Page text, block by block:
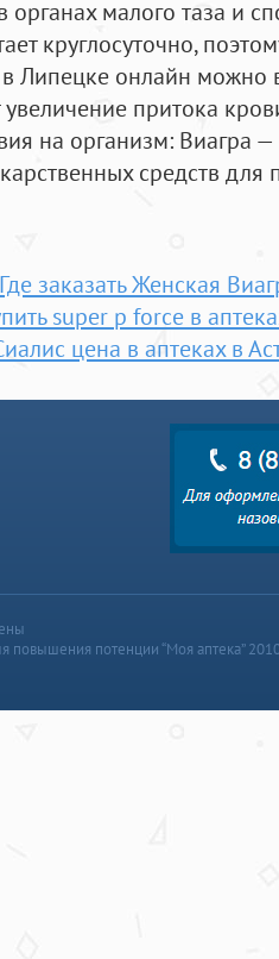
органах малого таза и
круглосуточно,
в Липецке онлайн можно
притока
на организм: Виагра
средств
Где заказать Женская
super p force в
цена в аптеках в
повышения потенции “Моя аптека”